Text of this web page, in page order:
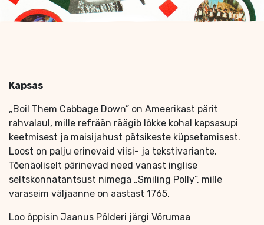
Kapsas
„Boil Them Cabbage Down” on Ameerikast pärit
rahvalaul, mille refrään räägib lõkke kohal kapsasupi
keetmisest ja maisijahust pätsikeste küpsetamisest.
Loost on palju erinevaid viisi- ja tekstivariante.
Tõenäoliselt pärinevad need vanast inglise
seltskonnatantsust nimega „Smiling Polly”, mille
varaseim väljaanne on aastast 1765.
Loo õppisin Jaanus Põlderi järgi Võrumaa